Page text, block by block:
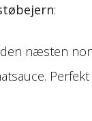
:
næsten